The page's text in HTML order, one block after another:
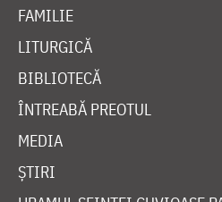
FAMILIE
LITURGICĂ
BIBLIOTECĂ
ÎNTREABĂ PREOTUL
MEDIA
ȘTIRI